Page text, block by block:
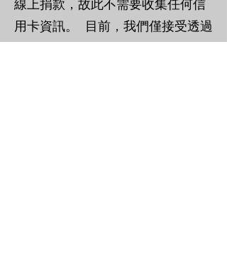
線上捐款，故此不需要收集任何信
用卡資訊。 目前，我們僅接受透過